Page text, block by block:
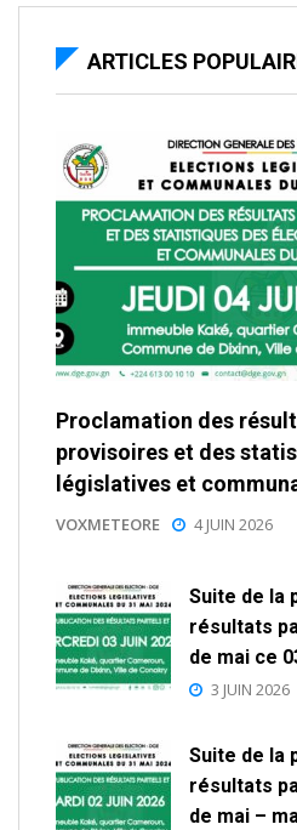
ARTICLES
Proclamation des
provisoires et des
législatives et
VOXMETEORE 4 JUIN 2026
Suite de la
résultats
de mai ce
3 JUIN 2026
Suite de la
résultats
de mai –